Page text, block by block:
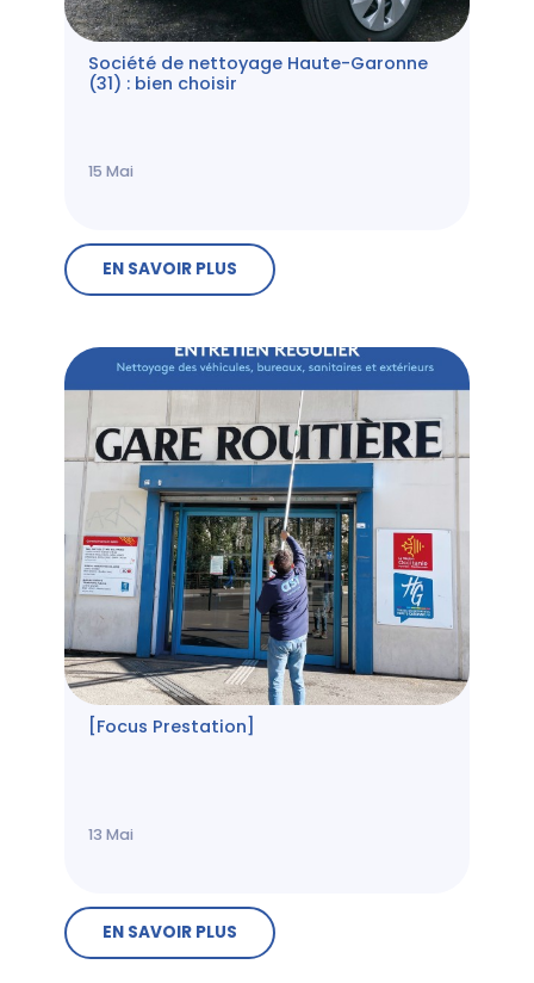
Société de nettoyage Haute-Garonne
(31) : bien choisir
15 Mai
EN SAVOIR PLUS
[Focus Prestation]
13 Mai
EN SAVOIR PLUS